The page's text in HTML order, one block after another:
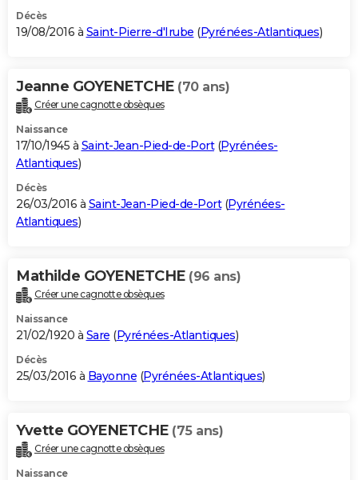
Décès
19/08/2016 à Saint-Pierre-d'Irube (Pyrénées-Atlantiques)
Jeanne GOYENETCHE (70 ans)
Créer une cagnotte obsèques
Naissance
17/10/1945 à Saint-Jean-Pied-de-Port(Pyrénées-
Atlantiques)
Décès
26/03/2016 à Saint-Jean-Pied-de-Port(Pyrénées-
Atlantiques)
Mathilde GOYENETCHE (96 ans)
Créer une cagnotte obsèques
Naissance
21/02/1920 à Sare (Pyrénées-Atlantiques)
Décès
25/03/2016 à Bayonne (Pyrénées-Atlantiques)
Yvette GOYENETCHE (75 ans)
Créer une cagnotte obsèques
Naissance